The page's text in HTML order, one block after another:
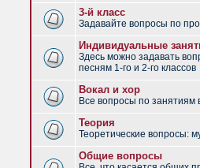
3-й класс
Задавайте вопросы по
Индивидуальные
Здесь можно задавать
песням 1-го и 2-го классов
Вокал и хор
Все вопросы по занятиям
Теория
Теоретические вопросы:
Общие вопросы